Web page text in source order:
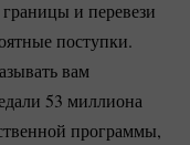
и перевези
поступки.
вам
53 миллиона
программы,